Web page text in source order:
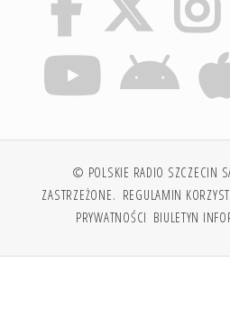
© POLSKIE RADIO SZCZECIN
ZASTRZEŻONE. REGULAMIN
PRYWATNOŚCI BIULETYN